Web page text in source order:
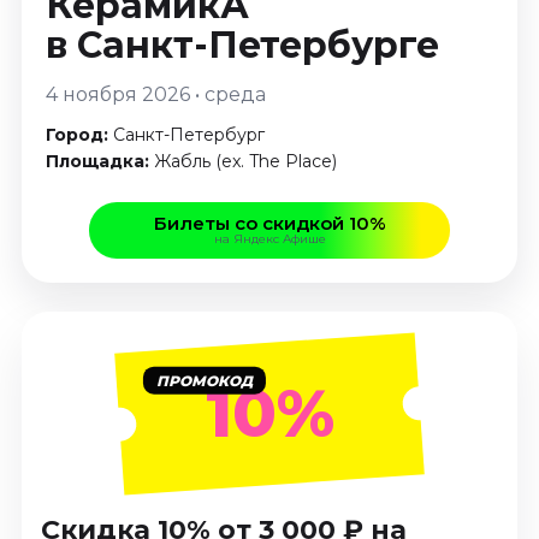
Январь 2027
Стендап
Август 2026
Сентябрь 2026
Октябрь 2026
Декабрь 2026
Январь 2027
Экскурсии
Август 2026
Сентябрь 2026
Октябрь 2026
в Санкт-Петербурге
4 ноября 2026 • среда
Город: Санкт-Петербург
Площадка: Жабль (ex. The Place)
Билеты со скидкой 10%
на Яндекс Афише
ПРОМОКОД10%
Скидка 10% от 3 000 ₽ на